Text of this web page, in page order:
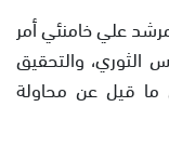
علي خامنئي أمر
الثوري، والتحقيق
ما قيل عن محاولة